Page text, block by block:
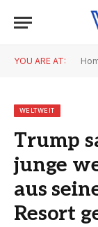
YOU ARE AT:
WELTWEIT
Trump
junge
aus
Resort